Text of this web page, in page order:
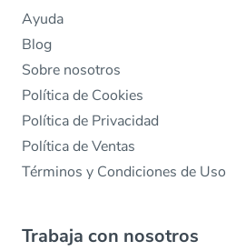
Ayuda
Blog
Sobre nosotros
Política de Cookies
Política de Privacidad
Política de Ventas
Términos y Condiciones de Uso
Trabaja con nosotros